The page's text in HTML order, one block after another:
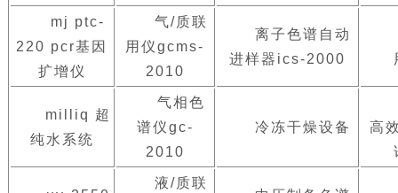
mj ptc-
220 pcr基因
扩增仪
气/质联
用仪gcms-
2010
离子色谱自动
进样器ics-2000
milliq 超
纯水系统
气相色
谱仪gc-
2010
冷冻干燥设备
高
液/质联